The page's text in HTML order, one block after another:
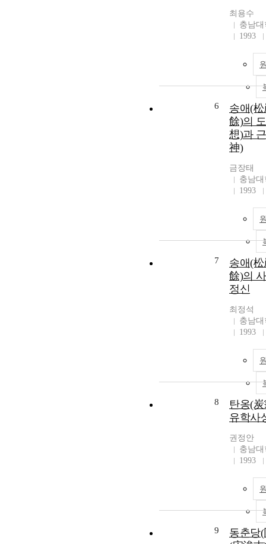
최용수
충남
1993
6
송애(
餘)의
想)과
神)
금장태
충남
1993
7
송애(
餘)의
정신
최정석
충남
1993
8
탄옹(
유학사
권정안
충남
1993
9
동춘당